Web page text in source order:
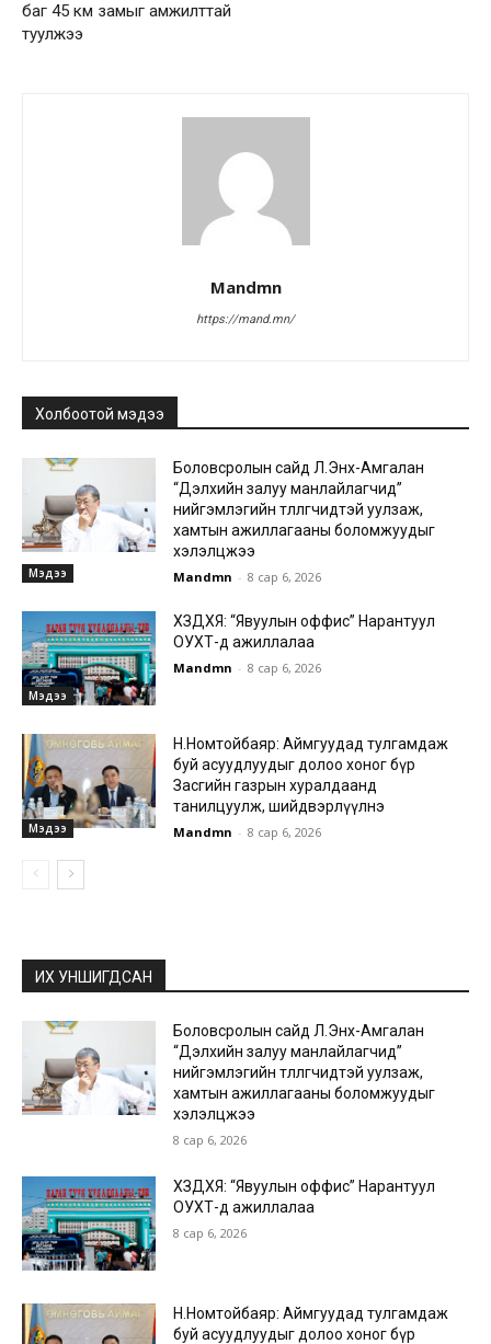
баг 45 км замыг амжилттай
туулжээ
Mandmn
https://mand.mn/
Холбоотой мэдээ
Мэдээ
Боловсролын сайд Л.Энх-Амгалан
“Дэлхийн залуу манлайлагчид”
нийгэмлэгийн төлөөлөгчидтэй уулзаж,
хамтын ажиллагааны боломжуудыг
хэлэлцжээ
Mandmn - 8 сар 6, 2026
Мэдээ
ХЗДХЯ: “Явуулын оффис” Нарантуул
ОУХТ-д ажиллалаа
Mandmn - 8 сар 6, 2026
Мэдээ
Н.Номтойбаяр: Аймгуудад тулгамдаж
буй асуудлуудыг долоо хоног бүр
Засгийн газрын хуралдаанд
танилцуулж, шийдвэрлүүлнэ
Mandmn - 8 сар 6, 2026
ИХ УНШИГДСАН
Боловсролын сайд Л.Энх-Амгалан
“Дэлхийн залуу манлайлагчид”
нийгэмлэгийн төлөөлөгчидтэй уулзаж,
хамтын ажиллагааны боломжуудыг
хэлэлцжээ
8 сар 6, 2026
ХЗДХЯ: “Явуулын оффис” Нарантуул
ОУХТ-д ажиллалаа
8 сар 6, 2026
Н.Номтойбаяр: Аймгуудад тулгамдаж
буй асуудлуудыг долоо хоног бүр